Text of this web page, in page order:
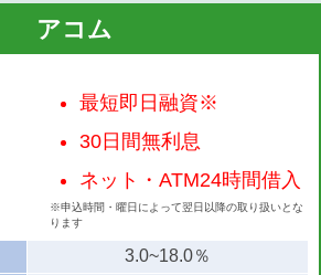
アコム
最短即日融資※
30日間無利息
ネット・ATM24時間借入
※申込時間・曜日によって翌日以降の取り扱いとな
ります
3.0~18.0％